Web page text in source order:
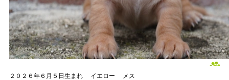
２０２６年６月５日生まれ イエロー メス